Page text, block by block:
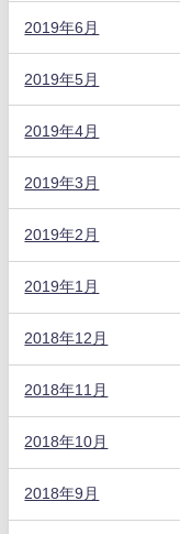
2019年6月
2019年5月
2019年4月
2019年3月
2019年2月
2019年1月
2018年12月
2018年11月
2018年10月
2018年9月